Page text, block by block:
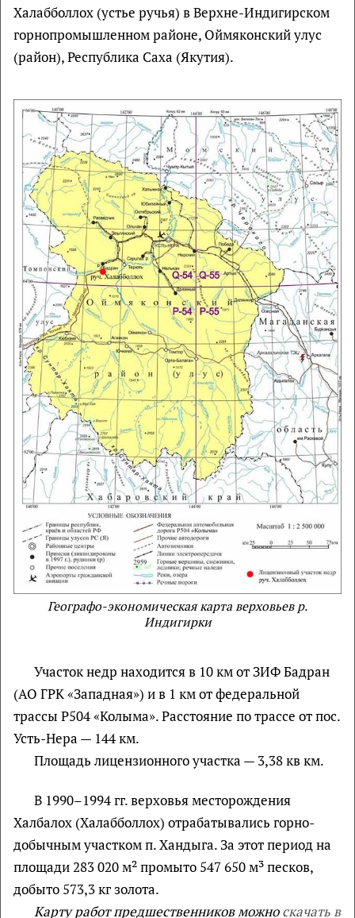
Халабболлох (устье ручья) в Верхне-Индигирском
горнопромышленном районе, Оймяконский улус
(район), Республика Саха (Якутия).
Географо-экономическая карта верховьев р.
Индигирки
Участок недр находится в 10 км от ЗИФ Бадран
(АО ГРК «Западная») и в 1 км от федеральной
трассы Р504 «Колыма». Расстояние по трассе от пос.
Усть-Нера — 144 км.
Площадь лицензионного участка — 3,38 кв км.
В 1990–1994 гг. верховья месторождения
Халбалох (Халабболлох) отрабатывались горно-
добычным участком п. Хандыга. За этот период на
площади 283 020 м² промыто 547 650 м³ песков,
добыто 573,3 кг золота.
Карту работ предшественников можноскачать в